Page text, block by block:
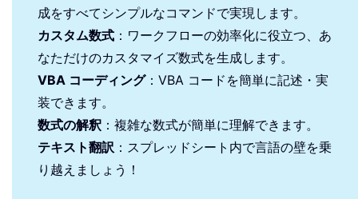
成をすべてシンプルなコマンドで実現します。
カスタム数式 ：ワークフローの効率化に役立つ、あ
なただけのカスタマイズ数式を生成します。
VBA コーディング：VBA コードを簡単に記述・実
装できます。
数式の解釈 ：複雑な数式が簡単に理解できます。
テキスト翻訳 ：スプレッドシート内で言語の壁を乗
り越えましょう！